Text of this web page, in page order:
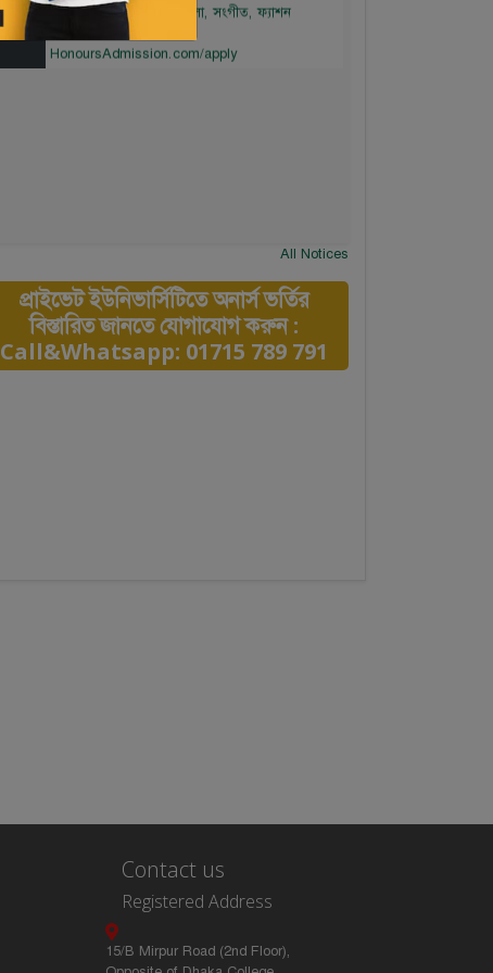
ডিজাইন। আবেদন লিংকঃ
HonoursAdmission.com/apply
All Notices
প্রাইভেট ইউনিভার্সিটিতে অনার্স ভর্তির
বিস্তারিত জানতে যোগাযোগ করুন :
Call&Whatsapp: 01715 789 791
Contact us
Registered Address
15/B Mirpur Road (2nd Floor),